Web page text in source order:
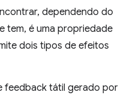
dependendo do
tem, é uma propriedade
dois tipos de efeitos
feedback tátil gerado por